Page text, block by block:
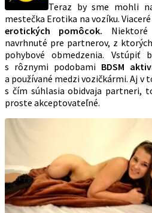
Teraz by sme mohli
mestečka Erotika na vozíku.
erotických pomôcok.
navrhnuté pre partnerov, z
pohybové obmedzenia.
s rôznymi podobami BDSM
a používané medzi vozičkármi. Aj
s čím súhlasia obidvaja partneri,
proste akceptovateľné.